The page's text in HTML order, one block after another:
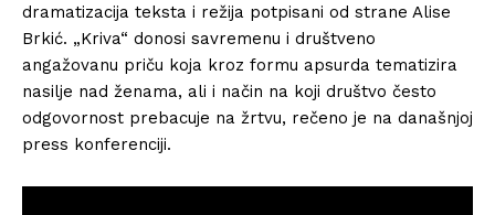
dramatizacija teksta i režija potpisani od strane Alise
Brkić. „Kriva“ donosi savremenu i društveno
angažovanu priču koja kroz formu apsurda tematizira
nasilje nad ženama, ali i način na koji društvo često
odgovornost prebacuje na žrtvu, rečeno je na današnjoj
press konferenciji.